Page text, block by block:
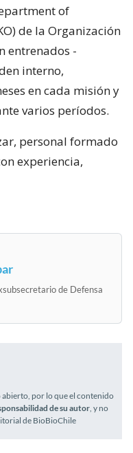
of
de la Organización
entrenados -
interno,
en cada misión y
varios períodos.
personal formado
experiencia,
de Defensa
abierto, por lo que el contenido
de su autor , y no
de BioBioChile